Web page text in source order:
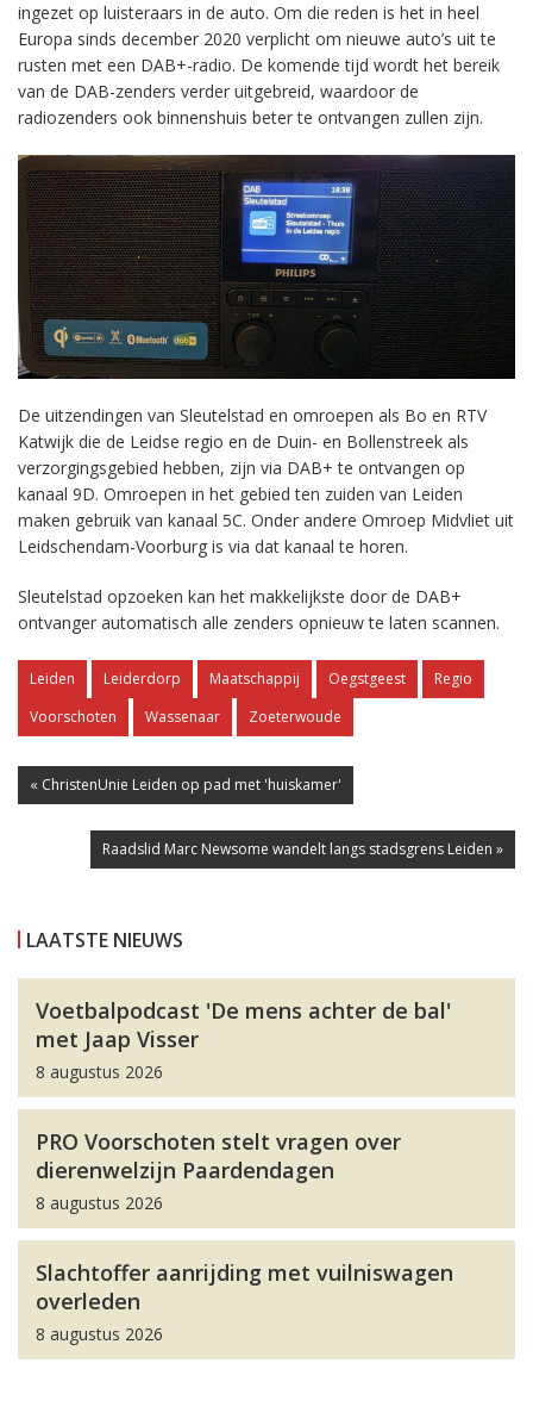
ingezet op luisteraars in de auto. Om die reden is het in heel
Europa sinds december 2020 verplicht om nieuwe auto’s uit te
rusten met een DAB+-radio. De komende tijd wordt het bereik
van de DAB-zenders verder uitgebreid, waardoor de
radiozenders ook binnenshuis beter te ontvangen zullen zijn.
De uitzendingen van Sleutelstad en omroepen als Bo en RTV
Katwijk die de Leidse regio en de Duin- en Bollenstreek als
verzorgingsgebied hebben, zijn via DAB+ te ontvangen op
kanaal 9D. Omroepen in het gebied ten zuiden van Leiden
maken gebruik van kanaal 5C. Onder andere Omroep Midvliet uit
Leidschendam-Voorburg is via dat kanaal te horen.
Sleutelstad opzoeken kan het makkelijkste door de DAB+
ontvanger automatisch alle zenders opnieuw te laten scannen.
Leiden Leiderdorp Maatschappij Oegstgeest
Regio
Voorschoten
Wassenaar Zoeterwoude
« ChristenUnie Leiden op pad met 'huiskamer'
Raadslid Marc Newsome wandelt langs stadsgrens Leiden »
LAATSTE NIEUWS
Voetbalpodcast 'De mens achter de bal'
met Jaap Visser
8 augustus 2026
PRO Voorschoten stelt vragen over
dierenwelzijn Paardendagen
8 augustus 2026
Slachtoffer aanrijding met vuilniswagen
overleden
8 augustus 2026